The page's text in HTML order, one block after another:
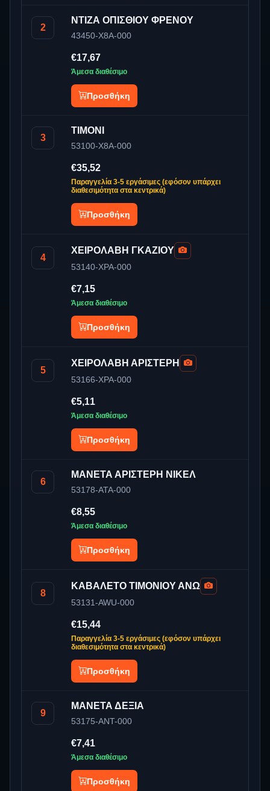
2
ΝΤΙΖΑ ΟΠΙΣΘΙΟΥ ΦΡΕΝΟΥ
43450-X8A-000
€17,67
Άμεσα διαθέσιμο
Προσθήκη
3
ΤΙΜΟΝΙ
53100-X8A-000
€35,52
Παραγγελία 3-5 εργάσιμες (εφόσον υπάρχει
διαθεσιμότητα στα κεντρικά)
Προσθήκη
4
ΧΕΙΡΟΛΑΒΗ ΓΚΑΖΙΟΥ
53140-XPA-000
€7,15
Άμεσα διαθέσιμο
Προσθήκη
5
ΧΕΙΡΟΛΑΒΗ ΑΡΙΣΤΕΡΗ
53166-XPA-000
€5,11
Άμεσα διαθέσιμο
Προσθήκη
6
ΜΑΝΕΤΑ ΑΡΙΣΤΕΡΗ ΝΙΚΕΛ
53178-ATA-000
€8,55
Άμεσα διαθέσιμο
Προσθήκη
8
ΚΑΒΑΛΕΤΟ ΤΙΜΟΝΙΟΥ ΑΝΩ
53131-AWU-000
€15,44
Παραγγελία 3-5 εργάσιμες (εφόσον υπάρχει
διαθεσιμότητα στα κεντρικά)
Προσθήκη
9
ΜΑΝΕΤΑ ΔΕΞΙΑ
53175-ANT-000
€7,41
Άμεσα διαθέσιμο
Προσθήκη